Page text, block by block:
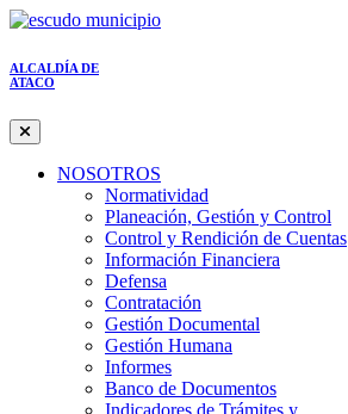
ALCALDÍA DE
ATACO
NOSOTROS
Normatividad
Planeación, Gestión y Control
Control y Rendición de Cuentas
Información Financiera
Defensa
Contratación
Gestión Documental
Gestión Humana
Informes
Banco de Documentos
Indicadores de Trámites y